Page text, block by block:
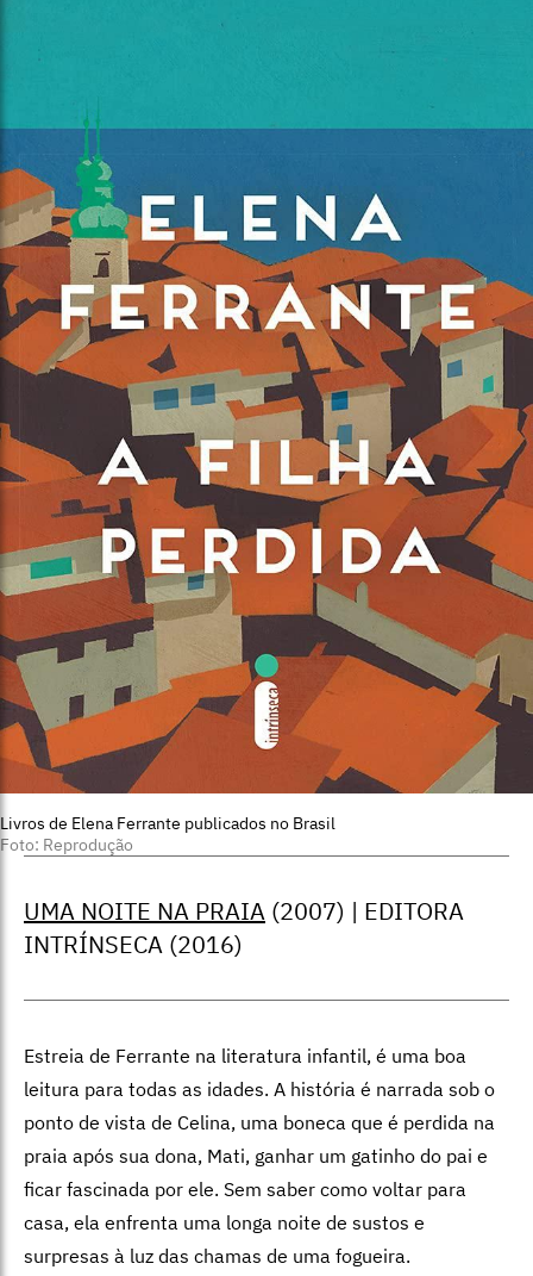
Livros de Elena Ferrante publicados no Brasil
Foto: Reprodução
UMA NOITE NA PRAIA (2007) | EDITORA
INTRÍNSECA (2016)
Estreia de Ferrante na literatura infantil, é uma boa
leitura para todas as idades. A história é narrada sob o
ponto de vista de Celina, uma boneca que é perdida na
praia após sua dona, Mati, ganhar um gatinho do pai e
ficar fascinada por ele. Sem saber como voltar para
casa, ela enfrenta uma longa noite de sustos e
surpresas à luz das chamas de uma fogueira.